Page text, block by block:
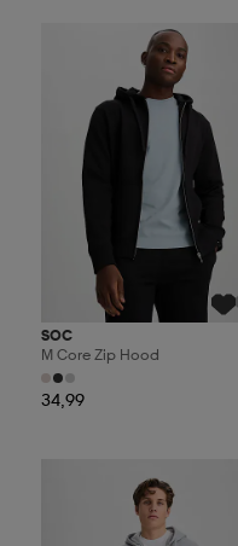
Valitse 2, maksa 44,99€
SOC
M Core Zip Hood
34,99